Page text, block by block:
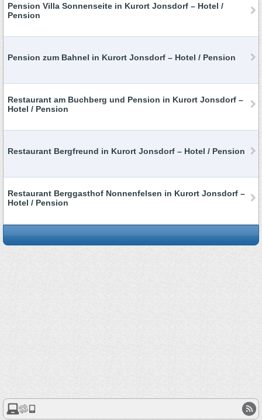
Pension Villa Sonnenseite in Kurort Jonsdorf – Hotel /
Pension
Pension zum Bahnel in Kurort Jonsdorf – Hotel / Pension
Restaurant am Buchberg und Pension in Kurort Jonsdorf –
Hotel / Pension
Restaurant Bergfreund in Kurort Jonsdorf – Hotel / Pension
Restaurant Berggasthof Nonnenfelsen in Kurort Jonsdorf –
Hotel / Pension